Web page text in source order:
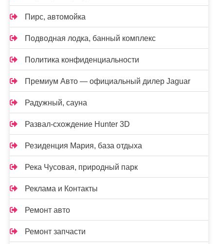
Пирс, автомойка
Подводная лодка, банный комплекс
Политика конфиденциальности
Премиум Авто — официальный дилер Jaguar
Радужный, сауна
Развал-схождение Hunter 3D
Резиденция Мария, база отдыха
Река Чусовая, природный парк
Реклама и Контакты
Ремонт авто
Ремонт запчасти